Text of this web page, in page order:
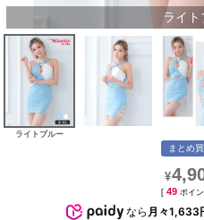
ライト
ライトブルー
まとめ
¥
[ 49 ポイ
なら 月々1,633